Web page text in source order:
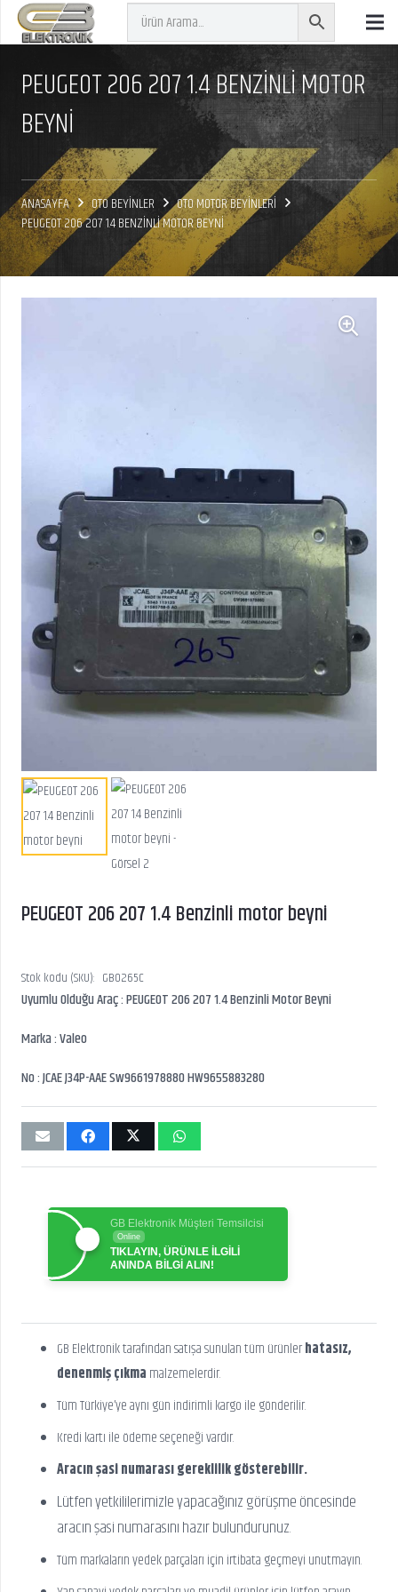
PEUGEOT 206 207 1.4 BENZINLI MOTOR
BEYNI
ANASAYFA OTO BEYİNLER
OTO MOTOR BEYİNLERİ
PEUGEOT 206 207 1.4 BENZINLI MOTOR BEYNI
PEUGEOT 206 207 1.4 Benzinli motor beyni
Stok kodu (SKU): GB0265C
Uyumlu Olduğu Araç : PEUGEOT 206 207 1.4 Benzinli Motor Beyni
Marka : Valeo
No : JCAE J34P-AAE Sw9661978880 HW9655883280
GB Elektronik Müşteri Temsilcisi
Online
TIKLAYIN, ÜRÜNLE İLGİLİ
ANINDA BİLGİ ALIN!
GB Elektronik tarafından satışa sunulan tüm ürünlerhatasız,
denenmiş çıkma malzemelerdir.
Tüm Türkiye’ye aynı gün indirimli kargo ile gönderilir.
Kredi kartı ile ödeme seçeneği vardır.
Aracın şasi numarası gereklilik gösterebilir.
Lütfen yetkililerimizle yapacağınız görüşme öncesinde
aracın şasi numarasını hazır bulundurunuz.
Tüm markaların yedek parçaları için irtibata geçmeyi unutmayın.